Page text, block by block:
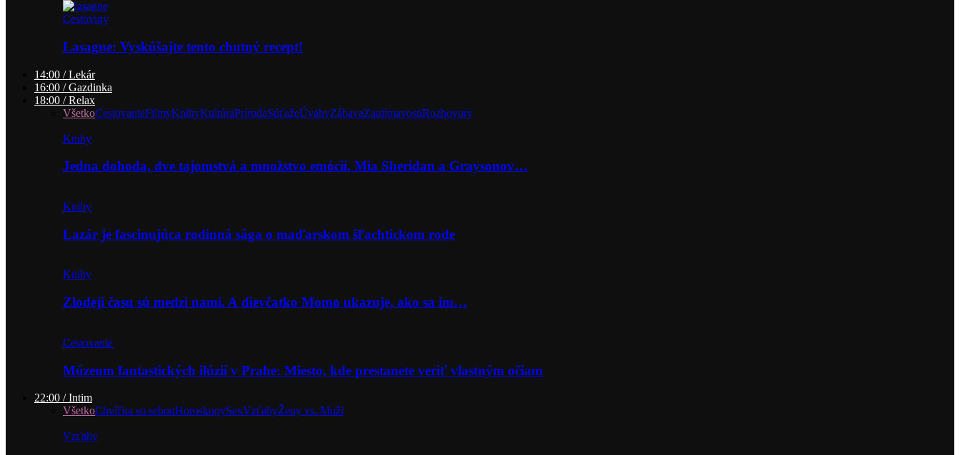
Cestoviny
Lasagne: Vyskúšajte tento chutný recept!
14:00 / Lekár
16:00 / Gazdinka
18:00 / Relax
VšetkoCestovanieFilmyKnihyKultúraPrírodaSúťažeÚvahyZábavaZaujímavostiRozhovory
Knihy
Jedna dohoda, dve tajomstvá a množstvo emócií. Mia Sheridan a Graysonov…
Knihy
Lazár je fascinujúca rodinná sága o maďarskom šľachtickom rode
Knihy
Zlodeji času sú medzi nami. A dievčatko Momo ukazuje, ako sa im…
Cestovanie
Múzeum fantastických ilúzií v Prahe: Miesto, kde prestanete veriť vlastným očiam
22:00 / Intim
VšetkoChvíľka so sebouHoroskopySexVzťahyŽeny vs. Muži
Vzťahy